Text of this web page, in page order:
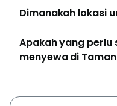
Dimanakah lokasi
Apakah yang perlu
menyewa di